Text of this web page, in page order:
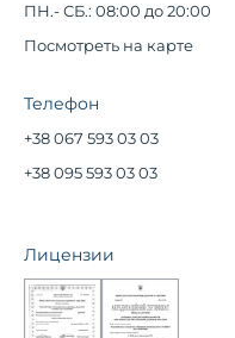
ПН.- СБ.: 08:00 до 20:00
Посмотреть на карте
Телефон
+38 067 593 03 03
+38 095 593 03 03
Лицензии